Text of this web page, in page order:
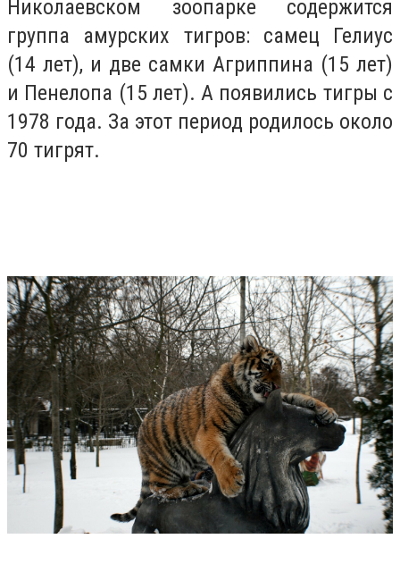
Николаевском зоопарке содержится
группа амурских тигров: самец Гелиус
(14 лет), и две самки Агриппина (15 лет)
и Пенелопа (15 лет). А появились тигры с
1978 года. За этот период родилось около
70 тигрят.